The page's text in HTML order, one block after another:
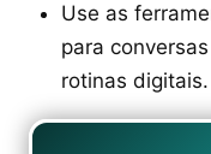
Use as
para
rotinas digitais.